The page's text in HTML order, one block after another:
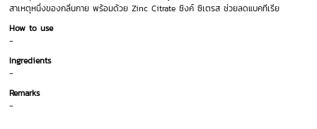
สาเหตุหนึ่งของกลิ่นกาย พร้อมด้วย Zinc Citrate ซิงค์ ซิเตรส ช่วยลดแบคทีเรีย
How to use
-
Ingredients
-
Remarks
-